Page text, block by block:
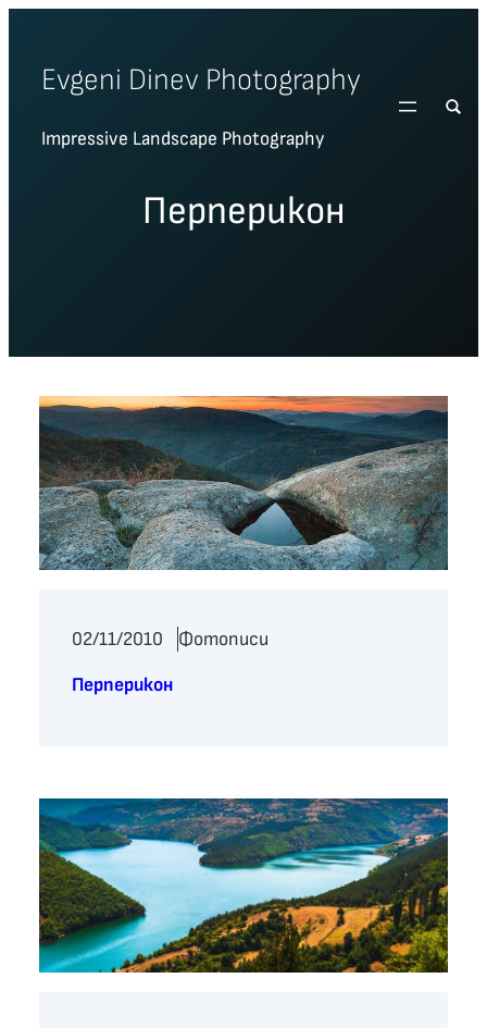
content
Evgeni Dinev Photography
Impressive Landscape Photography
Перперикон
02/11/2010
Фотописи
Перперикон